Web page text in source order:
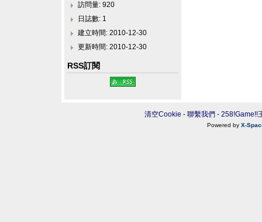
訪問量: 920
日誌數: 1
建立時間: 2010-12-30
更新時間: 2010-12-30
RSS訂閱
清空Cookie - 聯繫我們 - 258!Game!!
Powered by X-